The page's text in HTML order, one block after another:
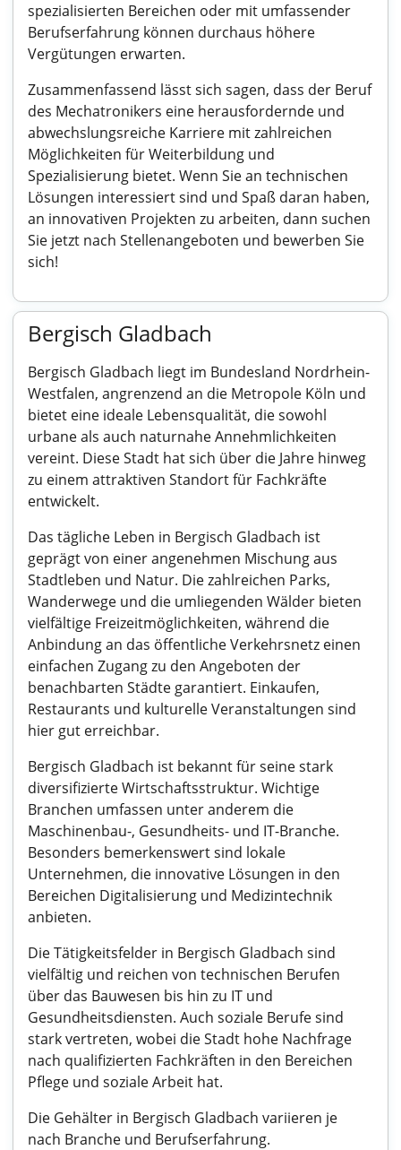
spezialisierten Bereichen oder mit umfassender
Berufserfahrung können durchaus höhere
Vergütungen erwarten.
Zusammenfassend lässt sich sagen, dass der Beruf
des Mechatronikers eine herausfordernde und
abwechslungsreiche Karriere mit zahlreichen
Möglichkeiten für Weiterbildung und
Spezialisierung bietet. Wenn Sie an technischen
Lösungen interessiert sind und Spaß daran haben,
an innovativen Projekten zu arbeiten, dann suchen
Sie jetzt nach Stellenangeboten und bewerben Sie
sich!
Bergisch Gladbach
Bergisch Gladbach liegt im Bundesland Nordrhein-
Westfalen, angrenzend an die Metropole Köln und
bietet eine ideale Lebensqualität, die sowohl
urbane als auch naturnahe Annehmlichkeiten
vereint. Diese Stadt hat sich über die Jahre hinweg
zu einem attraktiven Standort für Fachkräfte
entwickelt.
Das tägliche Leben in Bergisch Gladbach ist
geprägt von einer angenehmen Mischung aus
Stadtleben und Natur. Die zahlreichen Parks,
Wanderwege und die umliegenden Wälder bieten
vielfältige Freizeitmöglichkeiten, während die
Anbindung an das öffentliche Verkehrsnetz einen
einfachen Zugang zu den Angeboten der
benachbarten Städte garantiert. Einkaufen,
Restaurants und kulturelle Veranstaltungen sind
hier gut erreichbar.
Bergisch Gladbach ist bekannt für seine stark
diversifizierte Wirtschaftsstruktur. Wichtige
Branchen umfassen unter anderem die
Maschinenbau-, Gesundheits- und IT-Branche.
Besonders bemerkenswert sind lokale
Unternehmen, die innovative Lösungen in den
Bereichen Digitalisierung und Medizintechnik
anbieten.
Die Tätigkeitsfelder in Bergisch Gladbach sind
vielfältig und reichen von technischen Berufen
über das Bauwesen bis hin zu IT und
Gesundheitsdiensten. Auch soziale Berufe sind
stark vertreten, wobei die Stadt hohe Nachfrage
nach qualifizierten Fachkräften in den Bereichen
Pflege und soziale Arbeit hat.
Die Gehälter in Bergisch Gladbach variieren je
nach Branche und Berufserfahrung.